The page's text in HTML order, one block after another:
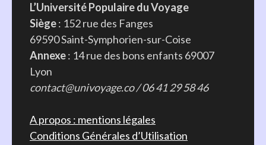
L’Université Populaire du Voyage
Siège: 152 rue des Fanges
69590 Saint-Symphorien-sur-Coise
Annexe: 14 rue des bons enfants 69007
Lyon
contact@univoyage.co / 06 41 29 58 46
A propos : mentions légales
Conditions Générales d’Utilisation